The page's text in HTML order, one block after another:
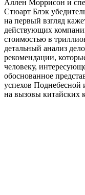
Аллен Моррисон и
Стюарт Блэк
на первый взгляд
действующих
стоимостью в
детальный анализ
рекомендации,
человеку,
обоснованное
успехов Поднебесной
на вызовы китайских